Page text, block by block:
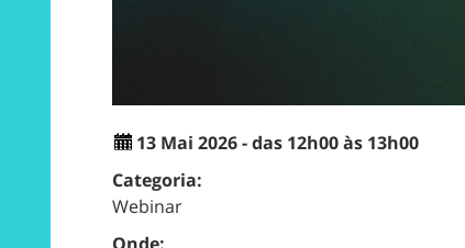
13 Mai 2026 - das 12h00 às 13h00
Categoria:
Webinar
Onde: